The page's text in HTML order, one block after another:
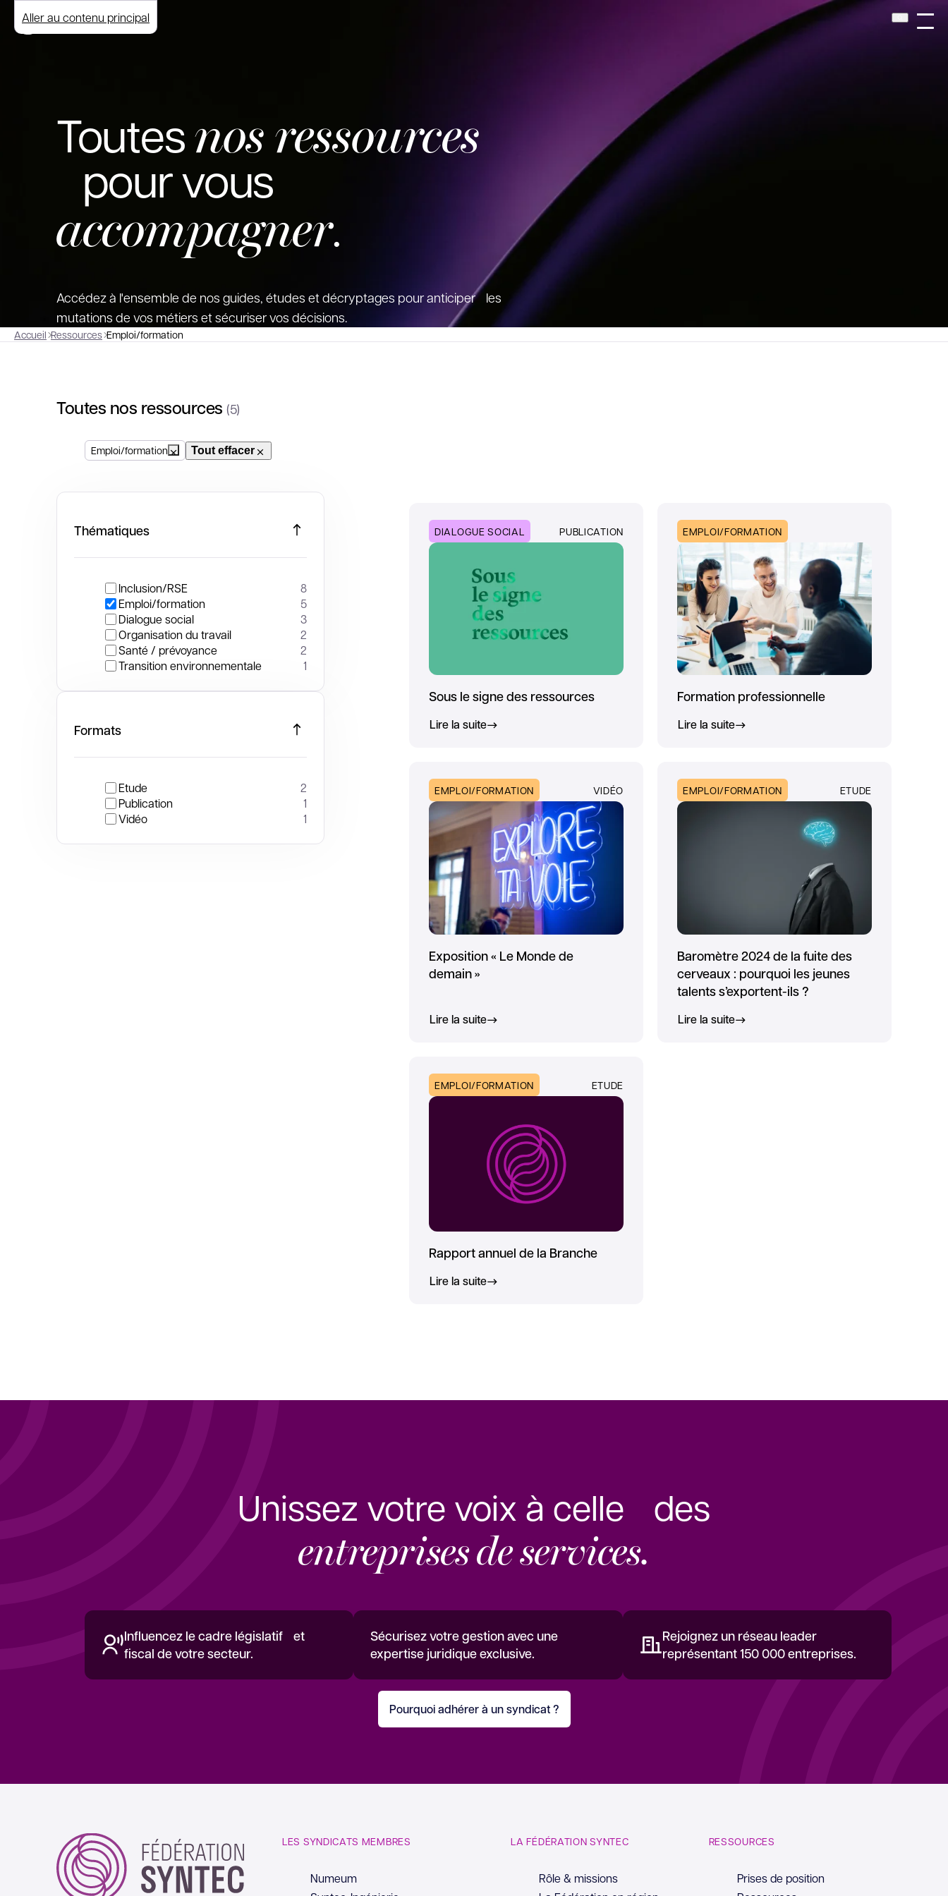
Aller au contenu principal
Toutesnos ressources
pour vous
accompagner.
Accédez à l'ensemble de nos guides, études et décryptages pour anticiper les
mutations de vos métiers et sécuriser vos décisions.
Accueil Ressources Emploi/formation
Toutes nos ressources(5)
Emploi/formation Tout effacer
Thématiques
Inclusion/RSE
8
Emploi/formation
5
Dialogue social
3
Organisation du travail
2
Santé / prévoyance
2
Transition environnementale
1
Formats
Etude
2
Publication
1
Vidéo
1
DIALOGUE SOCIAL PUBLICATION
Sous le signe des ressources
Lire la suite
EMPLOI/FORMATION
Formation professionnelle
Lire la suite
EMPLOI/FORMATION VIDÉO
Exposition « Le Monde de
demain »
Lire la suite
EMPLOI/FORMATION ETUDE
Baromètre 2024 de la fuite des
cerveaux : pourquoi les jeunes
talents s’exportent-ils ?
Lire la suite
EMPLOI/FORMATION ETUDE
Rapport annuel de la Branche
Lire la suite
Unissez votre voix à celle des
entreprises de services.
Influencez le cadre législatif et
fiscal de votre secteur.
Sécurisez votre gestion avec une
expertise juridique exclusive.
Rejoignez un réseau leader
représentant 150 000 entreprises.
Pourquoi adhérer à un syndicat ?
LES SYNDICATS MEMBRES
Numeum
LA FÉDÉRATION SYNTEC
Rôle & missions
RESSOURCES
Prises de position